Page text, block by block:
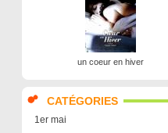
un coeur en hiver
CATÉGORIES
1er mai